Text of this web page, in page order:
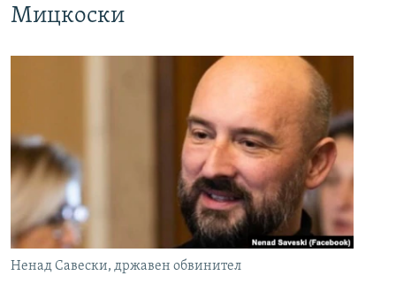
Мицкоски
Ненад Савески, државен обвинител